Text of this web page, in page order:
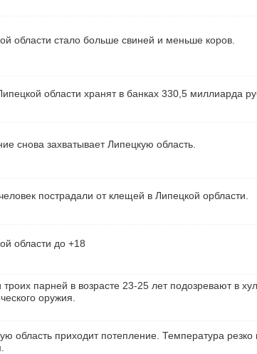
области стало больше свиней и меньше коров.
области хранят в банках 330,5 миллиарда
снова захватывает Липецкую область.
пострадали от клещей в Липецкой орбласти.
области до +18
парней в возрасте 23-25 лет подозревают в
оружия.
область приходит потепление. Температура